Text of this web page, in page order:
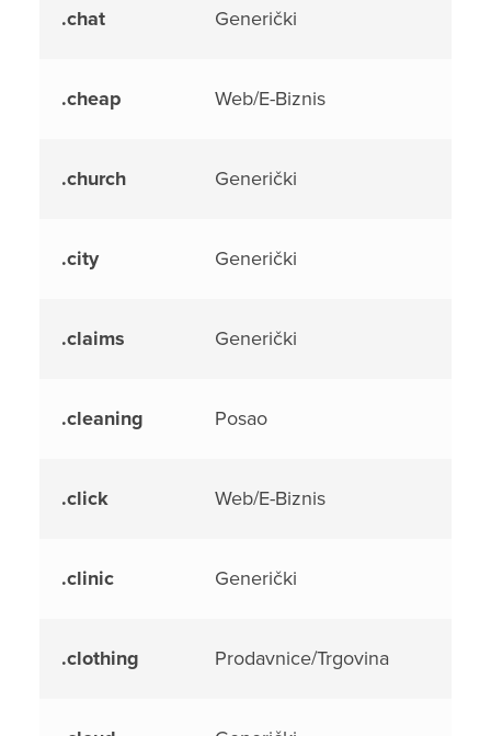
.chat Generički
.cheap Web/E-Biznis
.church Generički
.city Generički
.claims Generički
.cleaning Posao
.click Web/E-Biznis
.clinic Generički
.clothing Prodavnice/Trgovina